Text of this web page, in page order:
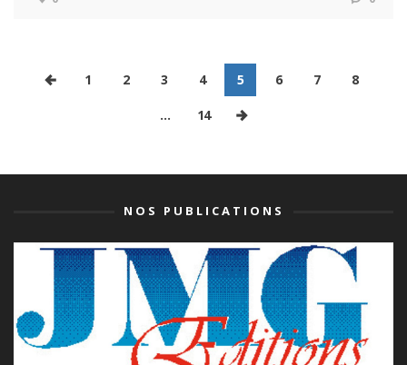
1 2 3 4 5 6 7 8
… 14
NOS PUBLICATIONS